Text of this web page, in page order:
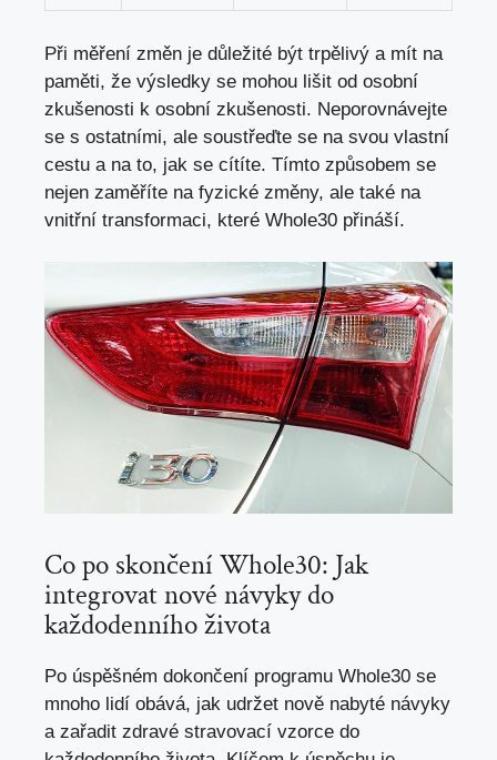
Při měření změn je důležité být trpělivý a mít na
paměti, že výsledky se mohou lišit od osobní
zkušenosti k osobní zkušenosti. Neporovnávejte
se s ostatními, ale soustřeďte se na svou vlastní
cestu a na to, jak se cítíte. Tímto způsobem se
nejen zaměříte na fyzické změny, ale také na
vnitřní transformaci, které Whole30 přináší.
Co po skončení Whole30: Jak
integrovat nové návyky do
každodenního života
Po úspěšném dokončení programu Whole30 se
mnoho lidí obává, jak udržet nově nabyté návyky
a zařadit zdravé stravovací vzorce do